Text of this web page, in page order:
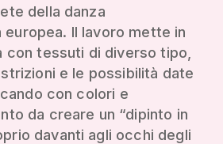
della danza
Il lavoro mette in
con tessuti di diverso tipo,
e le possibilità date
con colori e
da creare un “dipinto in
davanti agli occhi degli